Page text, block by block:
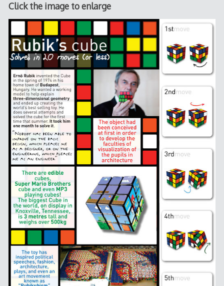
Click the image to enlarge